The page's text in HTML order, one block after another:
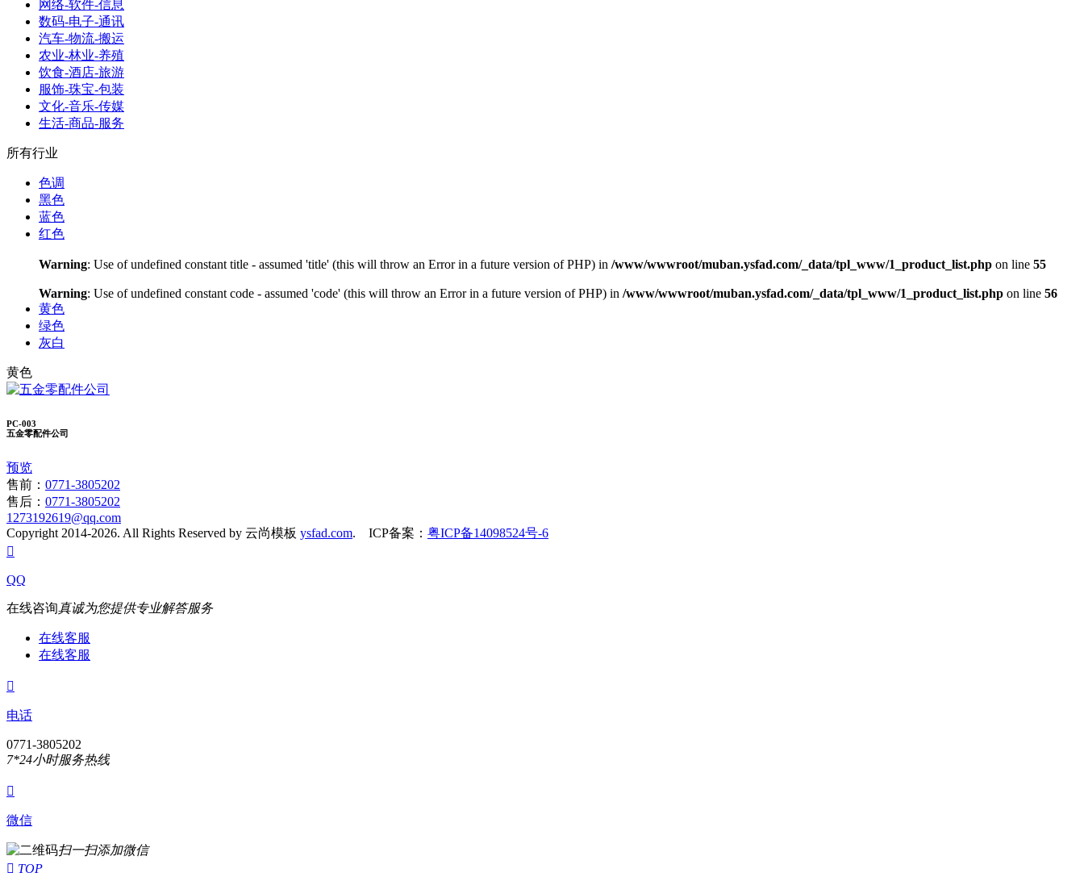
网络-软件-信息
数码-电子-通讯
汽车-物流-搬运
农业-林业-养殖
饮食-酒店-旅游
服饰-珠宝-包装
文化-音乐-传媒
生活-商品-服务
所有行业
色调
黑色
蓝色
红色
Warning: Use of undefined constant title - assumed 'title' (this will throw an Error in a future version of PHP) in /www/wwwroot/muban.ysfad.com/_data/tpl_www/1_product_list.php on line 55
Warning: Use of undefined constant code - assumed 'code' (this will throw an Error in a future version of PHP) in /www/wwwroot/muban.ysfad.com/_data/tpl_www/1_product_list.php on line 56
黄色
绿色
灰白
黄色
PC-003
五金零配件公司
预览
售前： 0771-3805202
售后： 0771-3805202
1273192619@qq.com
Copyright 2014-2026. All Rights Reserved by 云尚模板 ysfad.com. ICP备案： 粤ICP备14098524号-6

QQ
在线咨询真诚为您提供专业解答服务
在线客服
在线客服

电话
0771-3805202
7*24小时服务热线

微信
扫一扫添加微信
 TOP